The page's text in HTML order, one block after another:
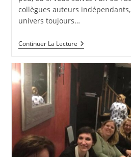
collègues auteurs
univers toujours…
Continuer La LectureAlerte
Concours